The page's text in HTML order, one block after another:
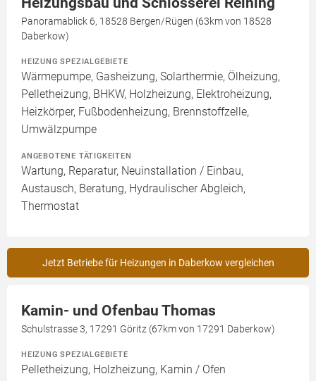
Panoramablick 6, 18528 Bergen/Rügen (63km von 18528
Daberkow)
HEIZUNG SPEZIALGEBIETE
Wärmepumpe, Gasheizung, Solarthermie, Ölheizung,
Pelletheizung, BHKW, Holzheizung, Elektroheizung,
Heizkörper, Fußbodenheizung, Brennstoffzelle,
Umwälzpumpe
ANGEBOTENE TÄTIGKEITEN
Wartung, Reparatur, Neuinstallation / Einbau,
Austausch, Beratung, Hydraulischer Abgleich,
Thermostat
Jetzt Betriebe für Heizungen in Daberkow vergleichen
Kamin- und Ofenbau Thomas
Schulstrasse 3, 17291 Göritz (67km von 17291 Daberkow)
HEIZUNG SPEZIALGEBIETE
Pelletheizung, Holzheizung, Kamin / Ofen